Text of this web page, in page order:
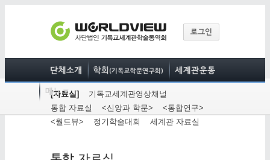
[자료실]
기독교세계관영상채널
통합 자료실
<신앙과 학문>
<통합연구>
<월드뷰>
정기학술대회 세계관 자료실